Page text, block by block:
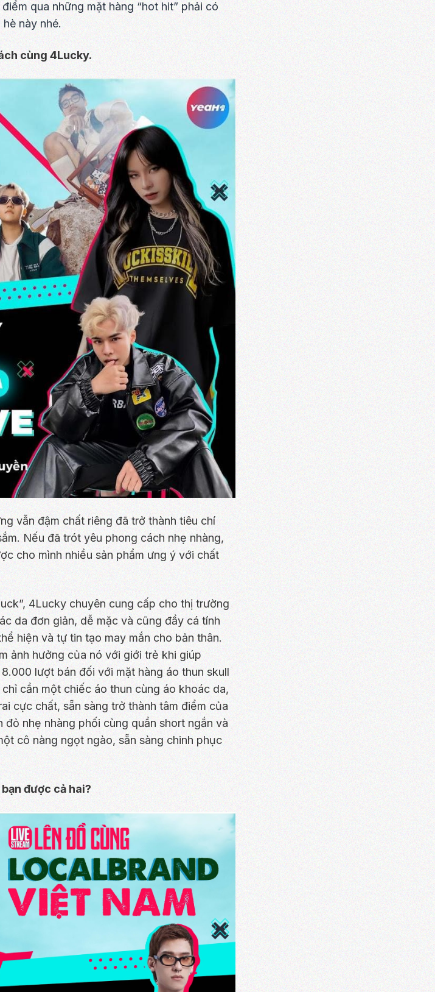
qua những mặt hàng “hot hit” phải có
này nhé.
cùng 4Lucky.
vẫn đậm chất riêng đã trở thành tiêu chí
Nếu đã trót yêu phong cách nhẹ nhàng,
cho mình nhiều sản phẩm ưng ý với chất
4Lucky chuyên cung cấp cho thị trường
da đơn giản, dễ mặc và cũng đầy cá tính
hiện và tự tin tạo may mắn cho bản thân.
ảnh hưởng của nó với giới trẻ khi giúp
lượt bán đối với mặt hàng áo thun skull
cần một chiếc áo thun cùng áo khoác da,
cực chất, sẵn sàng trở thành tâm điểm của
nhẹ nhàng phối cùng quần short ngắn và
cô nàng ngọt ngào, sẵn sàng chinh phục
được cả hai?